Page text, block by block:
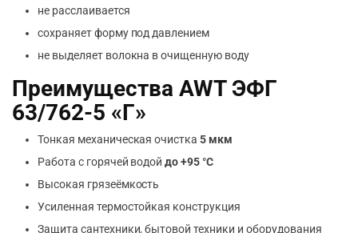
не расслаивается
сохраняет форму под давлением
не выделяет волокна в очищенную воду
Преимущества AWT ЭФГ
63/762-5 «Г»
Тонкая механическая очистка5 мкм
Работа с горячей водойдо +95 °C
Высокая грязеёмкость
Усиленная термостойкая конструкция
Защита сантехники, бытовой техники и оборудования